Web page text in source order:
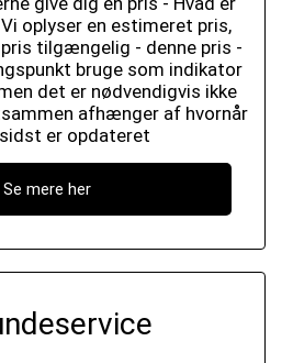
oplyser en estimeret pris,
tilgængelig - denne pris -
bruge som indikator
det er nødvendigvis ikke
afhænger af hvornår
er opdateret
Se mere her